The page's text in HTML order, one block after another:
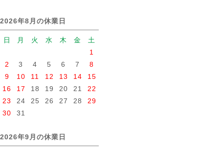
2026年8月の休業日
日 月 火 水 木 金
土
1
2
3 4 5 6 7
8
9
10 11 12 13 14
15
16
17 18 19 20 21
22
23
24 25 26 27 28
29
30
31
2026年9月の休業日